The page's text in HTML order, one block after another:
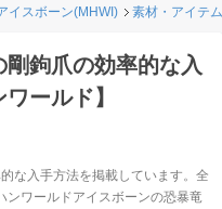
イスボーン(MHWI) 素材・アイテ
剛鉤爪の効率的な入
ールド】
な入手方法を掲載しています。全
ンワールドアイスボーンの恐暴竜